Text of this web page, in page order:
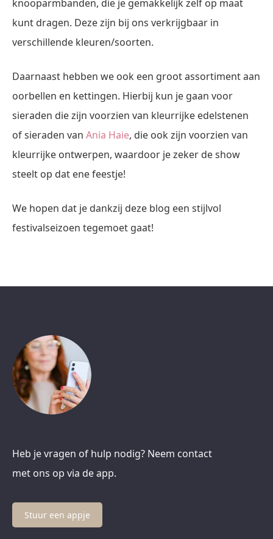
knooparmbanden, die je gemakkelijk zelf op maat
kunt dragen. Deze zijn bij ons verkrijgbaar in
verschillende kleuren/soorten.
Daarnaast hebben we ook een groot assortiment aan
oorbellen en kettingen. Hierbij kun je gaan voor
sieraden die zijn voorzien van kleurrijke edelstenen
of sieraden van Ania Haie, die ook zijn voorzien van
kleurrijke ontwerpen, waardoor je zeker de show
steelt op dat ene feestje!
We hopen dat je dankzij deze blog een stijlvol
festivalseizoen tegemoet gaat!
Heb je vragen of hulp nodig? Neem contact
met ons op via de app.
Stuur een appje